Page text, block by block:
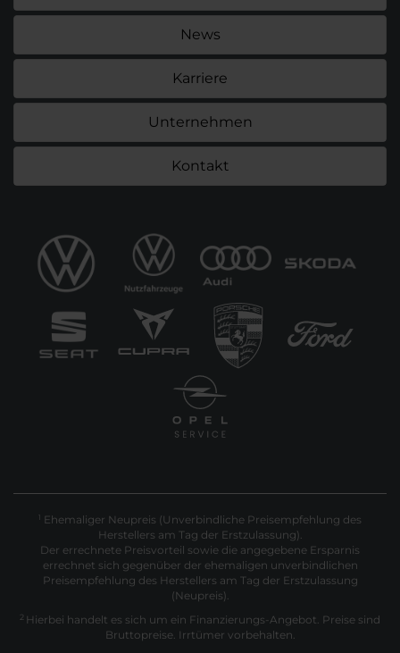
News
Karriere
Unternehmen
Kontakt
1 Ehemaliger Neupreis (Unverbindliche Preisempfehlung des
Herstellers am Tag der Erstzulassung).
Der errechnete Preisvorteil sowie die angegebene Ersparnis
errechnet sich gegenüber der ehemaligen unverbindlichen
Preisempfehlung des Herstellers am Tag der Erstzulassung
(Neupreis).
2 Hierbei handelt es sich um ein Finanzierungs-Angebot. Preise sind
Bruttopreise. Irrtümer vorbehalten.